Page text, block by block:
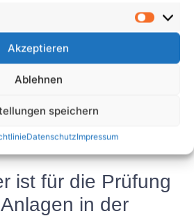
Akzeptieren
Ablehnen
speichern
DatenschutzImpressum
geprüft
Häufigkeit der Prüfungen hängt
ab, wie zB der Art der
Regel sollten Prüfungen
im Jahr durchgeführt
ist für die Prüfung
in der